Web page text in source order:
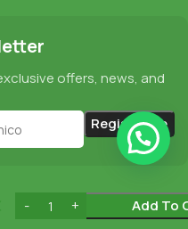
offers, news, and
Cookie Policy Add To